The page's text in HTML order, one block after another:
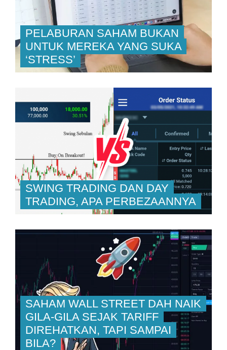
PELABURAN SAHAM BUKAN
UNTUK MEREKA YANG SUKA
‘STRESS’
SWING TRADING DAN DAY
TRADING, APA PERBEZAANNYA
SAHAM WALL STREET DAH NAIK
GILA-GILA SEJAK TARIFF
DIREHATKAN, TAPI SAMPAI
BILA?